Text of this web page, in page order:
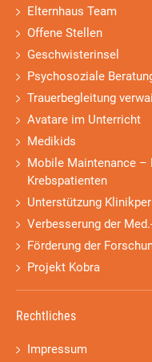
Elternhaus Team
Offene Stellen
Geschwisterinsel
Psychosoziale
Trauerbegleitung
Avatare im Unterricht
Medikids
Mobile Maintenance –
Krebspatienten
Unterstützung
Verbesserung der
Förderung der
Projekt Kobra
Rechtliches
Impressum